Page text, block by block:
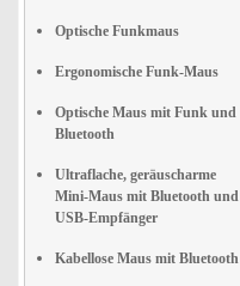
Optische Funkmaus
Ergonomische Funk-Maus
Optische Maus mit Funk und
Bluetooth
Ultraflache, geräuscharme
Mini-Maus mit Bluetooth und
USB-Empfänger
Kabellose Maus mit Bluetooth